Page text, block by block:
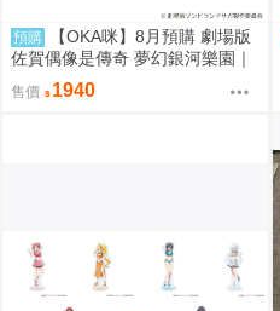
預購
【OKA咪】8月預購 劇場版
佐賀偶像是傳奇 夢幻銀河樂園｜
壓克力迷你立牌 01/全套組(全7
種) 冰淇淋店ver.
售價 1940